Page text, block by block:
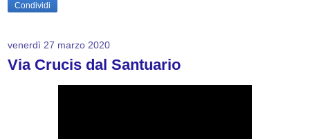
Condividi
venerdì 27 marzo 2020
Via Crucis dal Santuario